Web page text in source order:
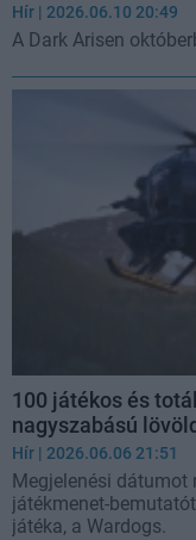
Hír | 2026.06.10 20:49
A Dark Arisen
100 játékos és
nagyszabású
Hír | 2026.06.06 21:51
Megjelenési dátumot
játékmenet-
játéka, a Wardogs.